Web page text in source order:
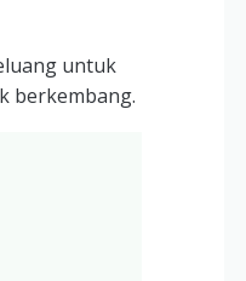
untuk
berkembang.